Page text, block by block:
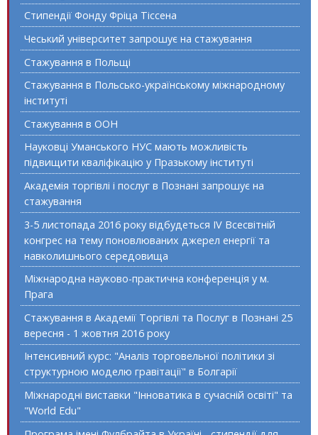
Стипендії Фонду Фріца Тіссена
Чеський університет запрошує на стажування
Стажування в Польщі
Стажування в Польсько-українському міжнародному
інституті
Стажування в ООН
Науковці Уманського НУС мають можливість
підвищити кваліфікацію у Празькому інституті
Академія торгівлі і послуг в Познані запрошує на
стажування
3-5 листопада 2016 року відбудеться IV Всесвітній
конгрес на тему поновлюваних джерел енергії та
навколишнього середовища
Міжнародна науково-практична конференція у м.
Прага
Стажування в Академії Торгівлі та Послуг в Познані 25
вересня - 1 жовтня 2016 року
Інтенсивний курс: "Аналіз торговельної політики зі
структурною моделю гравітації" в Болгарії
Міжнародні виставки "Інноватика в сучасній освіті" та
"World Edu"